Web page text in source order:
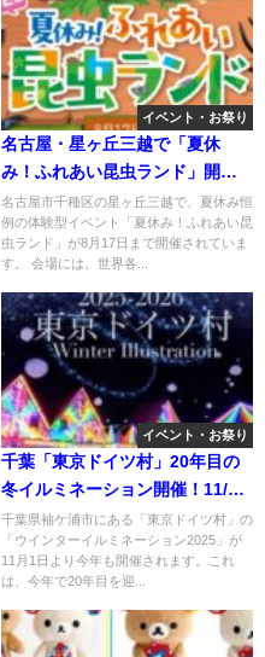
イベント・お祭り
名古屋・星ヶ丘三越で「夏休
み！ふれあい昆虫ランド」開
催！8月17日まで
名古屋市千種区の星ヶ丘三越で、夏休み恒
例の体験型イベント「夏休み！ふれあい昆
虫ランド」が8月17日まで開催されていま
す。 会場には、世界各...
イベント・お祭り
千葉「東京ドイツ村」20年目の
冬イルミネーション開催！11/1
～
千葉県袖ケ浦市にある「東京ドイツ村」の
「ウインターイルミネーション2025」が
11月1日より今年も開催されます。これ
は、今年で20年目を迎...